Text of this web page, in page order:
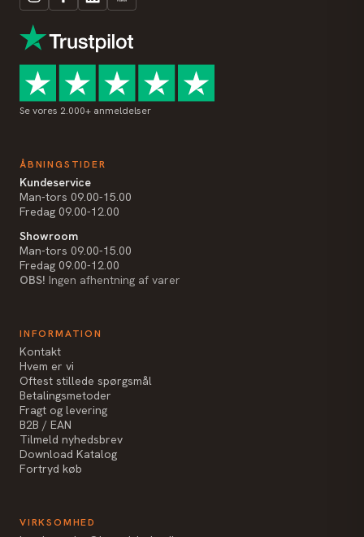
Se vores 2.000+ anmeldelser
ÅBNINGSTIDER
Kundeservice
Man-tors 09.00-15.00
Fredag 09.00-12.00
Showroom
Man-tors 09.00-15.00
Fredag 09.00-12.00
OBS! Ingen afhentning af varer
INFORMATION
Kontakt
Hvem er vi
Oftest stillede spørgsmål
Betalingsmetoder
Fragt og levering
B2B / EAN
Tilmeld nyhedsbrev
Download Katalog
Fortryd køb
VIRKSOMHED